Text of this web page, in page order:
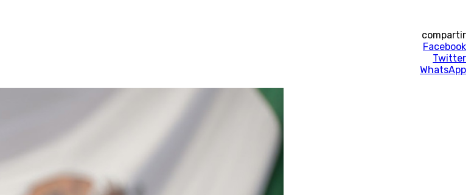
compartir
Facebook
Twitter
WhatsApp